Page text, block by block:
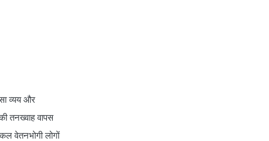
व्यय और
तनख्वाह वापस
वेतनभोगी लोगों